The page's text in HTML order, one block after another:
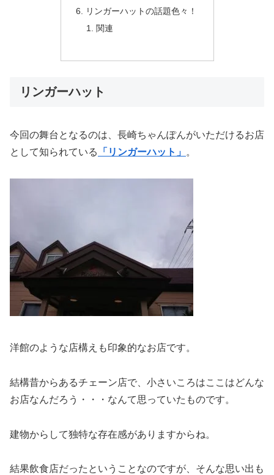
リンガーハットの話題色々！
関連
リンガーハット
今回の舞台となるのは、長崎ちゃんぽんがいただけるお店
として知られている
「リンガーハット」 。
洋館のような店構えも印象的なお店です。
結構昔からあるチェーン店で、小さいころはここはどんな
お店なんだろう・・・なんて思っていたものです。
建物からして独特な存在感がありますからね。
結果飲食店だったということなのですが、そんな思い出も